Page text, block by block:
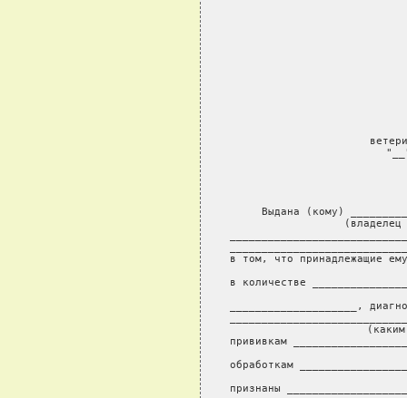
Выдана (кому)
в том, что принадлежащие ему
в количестве
____________________,
прививкам
обработкам
признаны